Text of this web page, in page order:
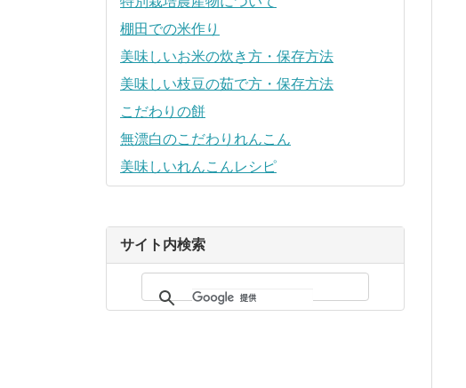
棚田での米作り
美味しいお米の炊き方・保存方法
美味しい枝豆の茹で方・保存方法
こだわりの餅
無漂白のこだわりれんこん
美味しいれんこんレシピ
サイト内検索